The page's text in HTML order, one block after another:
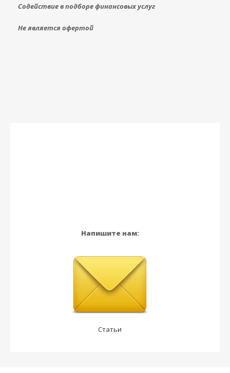
Содействие в подборе финансовых услуг
Не является офертой
Напишите нам:
Статьи